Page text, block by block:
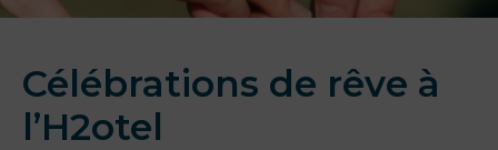
Home
Chambres
Aquadome
Célébrations de rêve à
l’H2otel